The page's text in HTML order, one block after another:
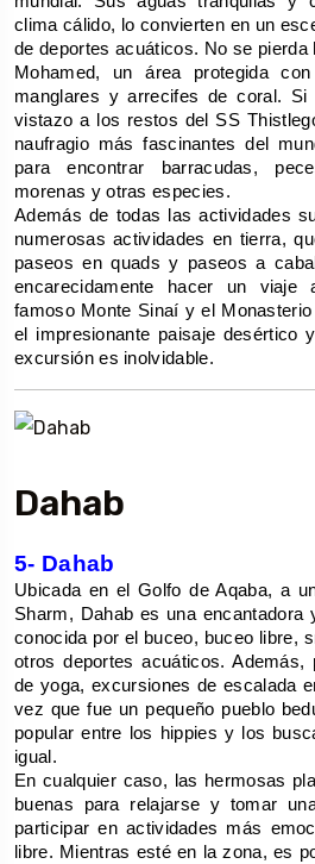
clima cálido, lo convierten en un
de deportes acuáticos. No se
Mohamed, un área protegida
manglares y arrecifes de coral. Si
vistazo a los restos del SS
naufragio más fascinantes del
para encontrar barracudas,
morenas y otras especies.
Además de todas las actividades
numerosas actividades en tierra,
paseos en quads y paseos a
encarecidamente hacer un
famoso Monte Sinaí y el
el impresionante paisaje desértico
excursión es inolvidable.
Dahab
5- Dahab
Ubicada en el Golfo de Aqaba, a
Sharm, Dahab es una encantadora
conocida por el buceo, buceo libre,
otros deportes acuáticos. Además,
de yoga, excursiones de escalada
vez que fue un pequeño pueblo
popular entre los hippies y los
igual.
En cualquier caso, las hermosas
buenas para relajarse y tomar
participar en actividades más
libre. Mientras esté en la zona, es